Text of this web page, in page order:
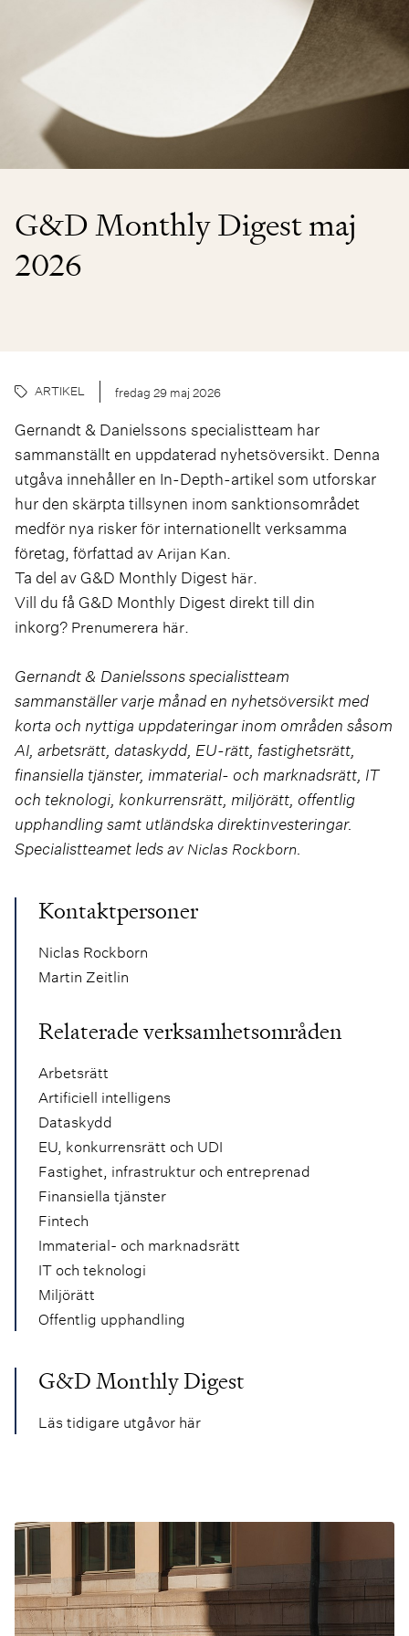
G&D Monthly Digest maj
2026
ARTIKEL fredag 29 maj 2026
Gernandt & Danielssons specialistteam har
sammanställt en uppdaterad nyhetsöversikt. Denna
utgåva innehåller en In-Depth-artikel som utforskar
hur den skärpta tillsynen inom sanktionsområdet
medför nya risker för internationellt verksamma
företag, författad av Arijan Kan.
Ta del av G&D Monthly Digest här.
Vill du få G&D Monthly Digest direkt till din
inkorg? Prenumerera här.
Gernandt & Danielssons specialistteam
sammanställer varje månad en nyhetsöversikt med
korta och nyttiga uppdateringar inom områden såsom
AI, arbetsrätt, dataskydd, EU-rätt, fastighetsrätt,
finansiella tjänster, immaterial- och marknadsrätt, IT
och teknologi, konkurrensrätt, miljörätt, offentlig
upphandling samt utländska direktinvesteringar.
Specialistteamet leds av Niclas Rockborn
Kontaktpersoner
Niclas Rockborn
Martin Zeitlin
Relaterade verksamhetsområden
Arbetsrätt
Artificiell intelligens
Dataskydd
EU, konkurrensrätt och UDI
Fastighet, infrastruktur och entreprenad
Finansiella tjänster
Fintech
Immaterial- och marknadsrätt
IT och teknologi
Miljörätt
Offentlig upphandling
G&D Monthly Digest
Läs tidigare utgåvor här